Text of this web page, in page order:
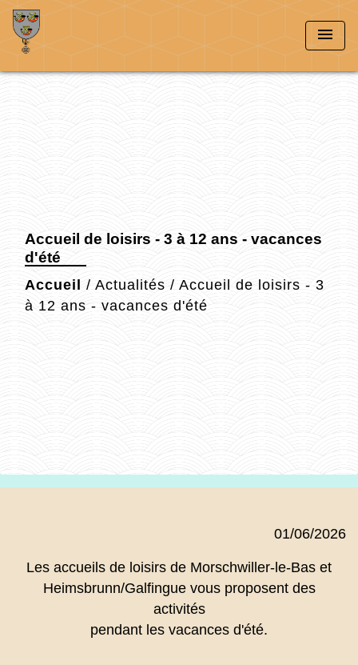
menu
Accueil de loisirs - 3 à 12 ans - vacances
d'été
Accueil / Actualités / Accueil de loisirs - 3
à 12 ans - vacances d'été
01/06/2026
Les accueils de loisirs de Morschwiller-le-Bas et
Heimsbrunn/Galfingue vous proposent des
activités
pendant les vacances d'été.